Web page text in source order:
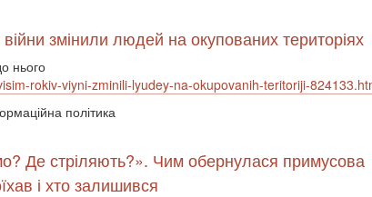
змінили людей на окупованих територіях
нього
rokiv-viyni-zminili-lyudey-na-okupovanih-teritoriji-
політика
Де стріляють?». Чим обернулася примусова
і хто залишився